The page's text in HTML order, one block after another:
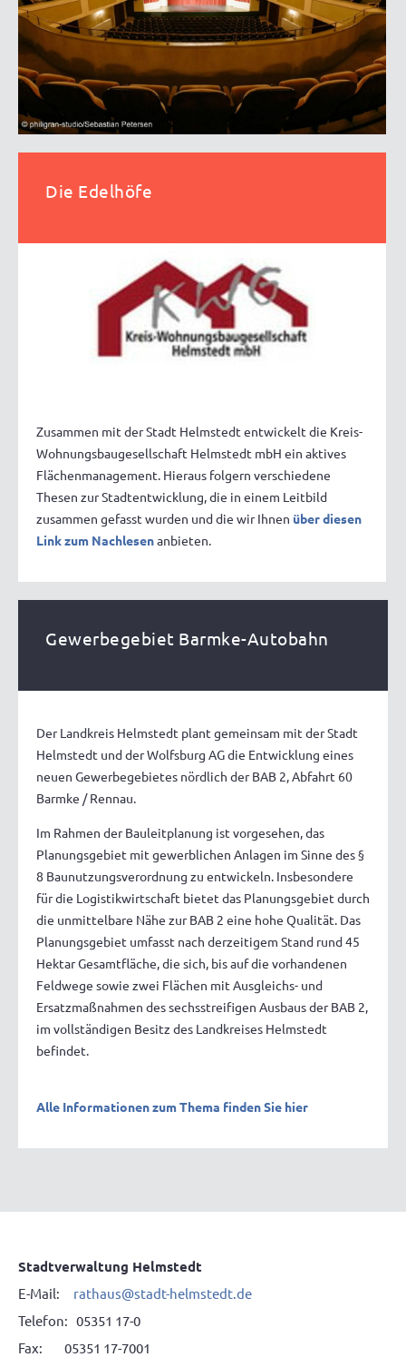
Die Edelhöfe
Zusammen mit der Stadt Helmstedt entwickelt die Kreis-
Wohnungsbaugesellschaft Helmstedt mbH ein aktives
Flächenmanagement. Hieraus folgern verschiedene
Thesen zur Stadtentwicklung, die in einem Leitbild
zusammen gefasst wurden und die wir Ihnen über diesen
Link zum Nachlesenanbieten.
Gewerbegebiet Barmke-Autobahn
Der Landkreis Helmstedt plant gemeinsam mit der Stadt
Helmstedt und der Wolfsburg AG die Entwicklung eines
neuen Gewerbegebietes nördlich der BAB 2, Abfahrt 60
Barmke / Rennau.
Im Rahmen der Bauleitplanung ist vorgesehen, das
Planungsgebiet mit gewerblichen Anlagen im Sinne des §
8 Baunutzungsverordnung zu entwickeln. Insbesondere
für die Logistikwirtschaft bietet das Planungsgebiet durch
die unmittelbare Nähe zur BAB 2 eine hohe Qualität. Das
Planungsgebiet umfasst nach derzeitigem Stand rund 45
Hektar Gesamtfläche, die sich, bis auf die vorhandenen
Feldwege sowie zwei Flächen mit Ausgleichs- und
Ersatzmaßnahmen des sechsstreifigen Ausbaus der BAB 2,
im vollständigen Besitz des Landkreises Helmstedt
befindet.
Alle Informationen zum Thema finden Sie hier
Stadtverwaltung Helmstedt
E-Mail: rathaus@stadt-helmstedt.de
Telefon: 05351 17-0
Fax: 05351 17-7001